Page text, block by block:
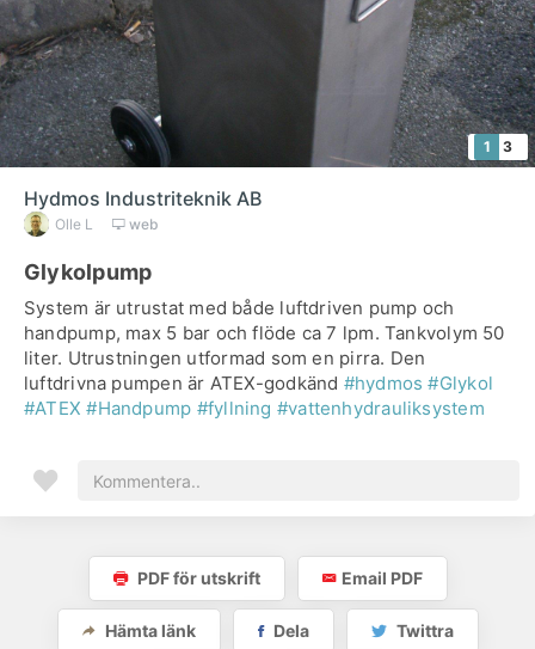
1 3
Hydmos Industriteknik AB
Olle L web
Glykolpump
System är utrustat med både luftdriven pump och
handpump, max 5 bar och flöde ca 7 lpm. Tankvolym 50
liter. Utrustningen utformad som en pirra. Den
luftdrivna pumpen är ATEX-godkänd #hydmos #Glykol
#ATEX #Handpump #fyllning #vattenhydrauliksystem
PDF för utskrift Email PDF
Hämta länk Dela Twittra